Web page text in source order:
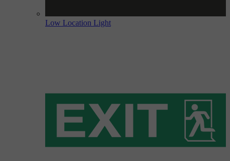
Low Location Light